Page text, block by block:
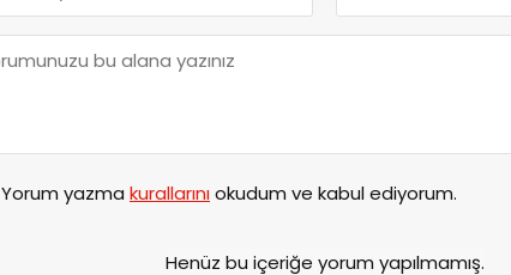
Yorum yazma kurallarınıokudum ve kabul ediyorum.
Henüz bu içeriğe yorum yapılmamış.